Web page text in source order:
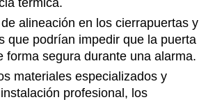
térmica.
alineación en los cierrapuertas y
que podrían impedir que la puerta
forma segura durante una alarma.
materiales especializados y
profesional, los